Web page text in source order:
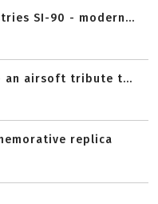
SI-90 - modern...
an airsoft tribute t...
replica